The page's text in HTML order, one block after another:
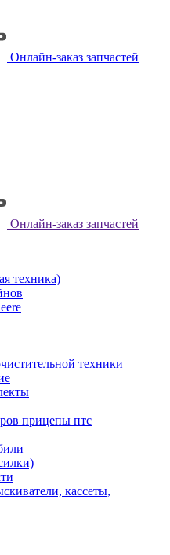
Онлайн-заказ запчастей
Онлайн-заказ запчастей
техника)
техники
прицепы птс
кассеты,